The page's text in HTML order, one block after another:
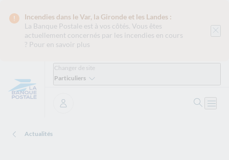
Incendies dans le Var, la Gironde et les Landes :
La Banque Postale est à vos côtés. Vous êtes
actuellement concernés par les incendies en cours
? Pour en savoir plus
Changer de site
Particuliers
Se connecter
Actualités